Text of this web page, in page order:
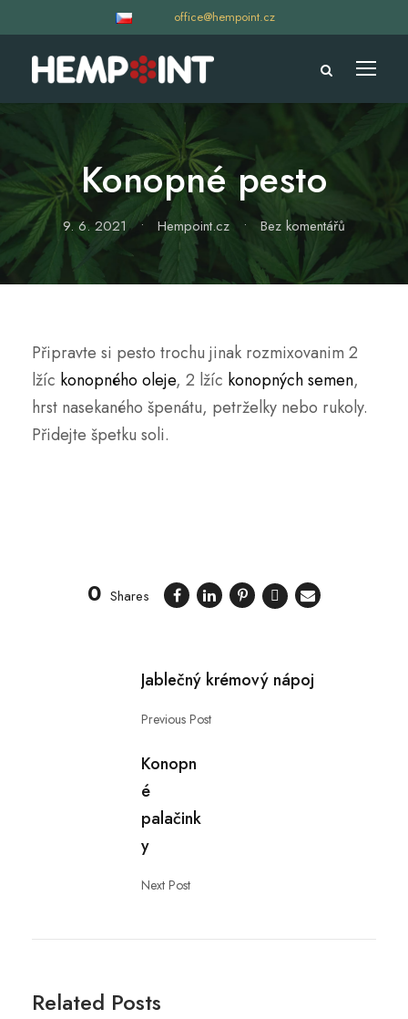
office@hempoint.cz
Konopné pesto
9. 6. 2021 • Hempoint.cz • Bez komentářů
Připravte si pesto trochu jinak rozmixovanim 2
lžíc konopného oleje, 2 lžíc konopných semen,
hrst nasekaného špenátu, petrželky nebo rukoly.
Přidejte špetku soli.
0 Shares
Jablečný krémový nápoj
Previous Post
Konopn
é
palačink
y
Next Post
Related Posts